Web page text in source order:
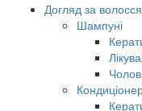
Догляд за
Шампуні